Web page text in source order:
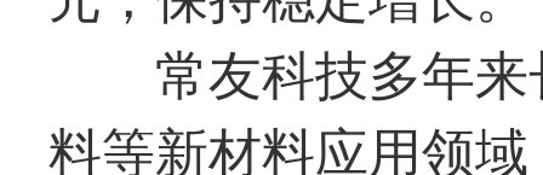
常友科技多年
料等新材料应用领